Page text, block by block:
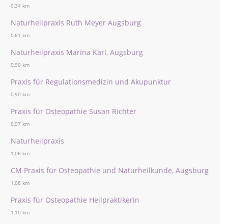
0,34 km
Naturheilpraxis Ruth Meyer Augsburg
0,61 km
Naturheilpraxis Marina Karl, Augsburg
0,90 km
Praxis für Regulationsmedizin und Akupunktur
0,90 km
Praxis für Osteopathie Susan Richter
0,97 km
Naturheilpraxis
1,06 km
CM Praxis für Osteopathie und Naturheilkunde, Augsburg
1,08 km
Praxis für Osteopathie Heilpraktikerin
1,10 km